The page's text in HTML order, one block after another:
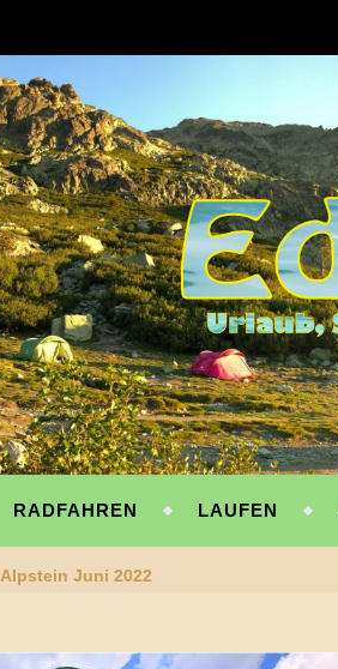
RADFAHREN LAUFEN
Alpstein Juni 2022